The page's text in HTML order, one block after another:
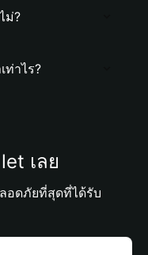
ม่?
ท่าไร?
เลย
อดภัยที่สุดที่ได้รับ